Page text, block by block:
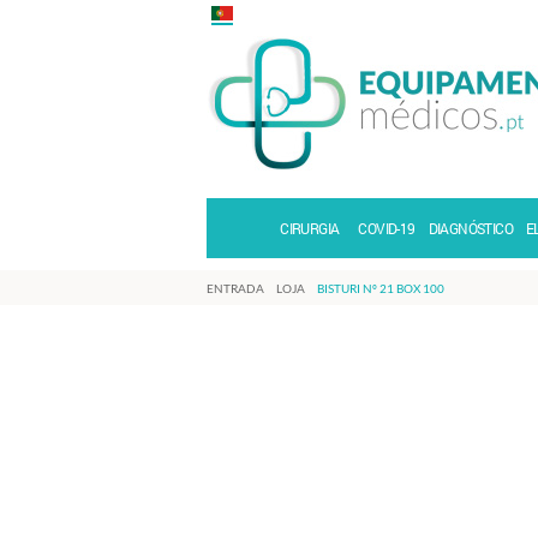
CIRURGIA COVID-19 DIAGNÓSTICO
ENTRADA LOJA BISTURI Nº 21 BOX 100